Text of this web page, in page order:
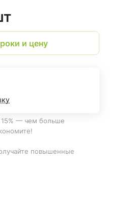
и цену
15% — чем больше
повышенные